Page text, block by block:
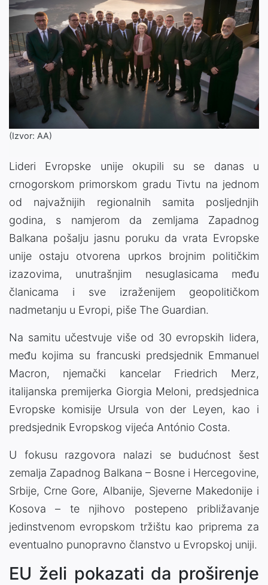
(Izvor: AA)
Lideri Evropske unije okupili su se danas u
crnogorskom primorskom gradu Tivtu na jednom
od najvažnijih regionalnih samita posljednjih
godina, s namjerom da zemljama Zapadnog
Balkana pošalju jasnu poruku da vrata Evropske
unije ostaju otvorena uprkos brojnim političkim
izazovima, unutrašnjim nesuglasicama među
članicama i sve izraženijem geopolitičkom
nadmetanju u Evropi, piše The Guardian.
Na samitu učestvuje više od 30 evropskih lidera,
među kojima su francuski predsjednik Emmanuel
Macron, njemački kancelar Friedrich Merz,
italijanska premijerka Giorgia Meloni, predsjednica
Evropske komisije Ursula von der Leyen, kao i
predsjednik Evropskog vijeća António Costa.
U fokusu razgovora nalazi se budućnost šest
zemalja Zapadnog Balkana – Bosne i Hercegovine,
Srbije, Crne Gore, Albanije, Sjeverne Makedonije i
Kosova – te njihovo postepeno približavanje
jedinstvenom evropskom tržištu kao priprema za
eventualno punopravno članstvo u Evropskoj uniji.
EU želi pokazati da proširenje